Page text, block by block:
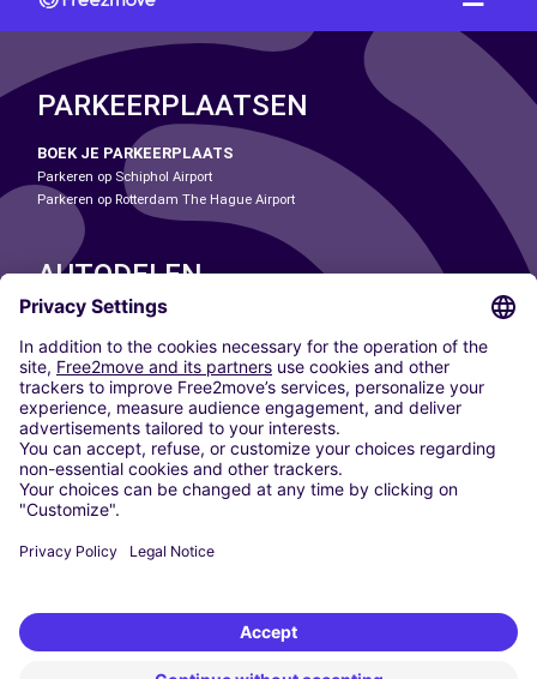
PARKEERPLAATSEN
BOEK JE PARKEERPLAATS
Parkeren op Schiphol Airport
Parkeren op Rotterdam The Hague Airport
AUTODELEN
ONZE STEDEN
Paris
Madrid
Washington DC
Milaan
Rome
Turijn
Wenen
Berlijn
Düsseldorf